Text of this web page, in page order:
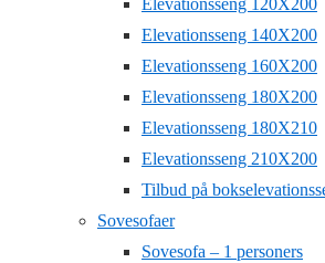
Elevationsseng 120X200
Elevationsseng 140X200
Elevationsseng 160X200
Elevationsseng 180X200
Elevationsseng 180X210
Elevationsseng 210X200
Tilbud på
Sovesofaer
Sovesofa – 1 personers